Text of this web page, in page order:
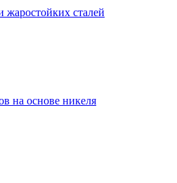
сталей
на основе никеля